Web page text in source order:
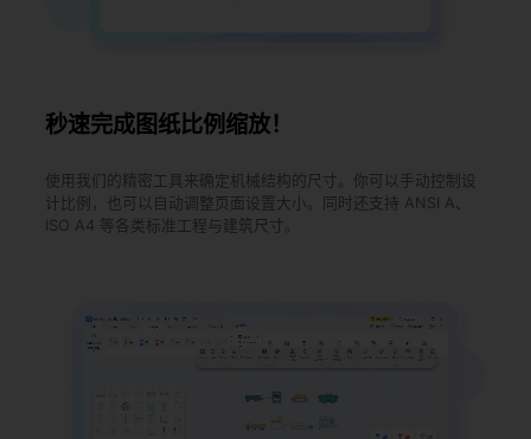
秒速完成图纸比例缩放！
使用我们的精密工具来确定机械结构的尺寸。你可以手动控制设
计比例，也可以自动调整页面设置大小。同时还支持 ANSI A、
ISO A4 等各类标准工程与建筑尺寸。